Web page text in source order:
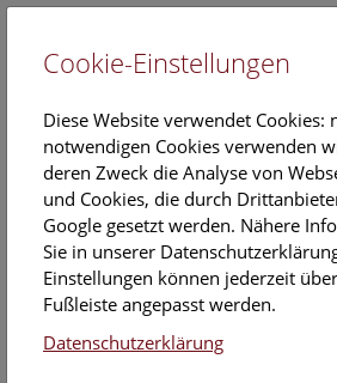
Informationen zu Gruppen,-
Schulprogrammen finden Siehier
Cookie-Einstellungen
Diese Website verwendet Cookies:
notwendigen Cookies verwenden
deren Zweck die Analyse von
und Cookies, die durch
Google gesetzt werden. Nähere
Sie in unserer
Einstellungen können jederzeit
Fußleiste angepasst werden.
Datenschutzerklärung